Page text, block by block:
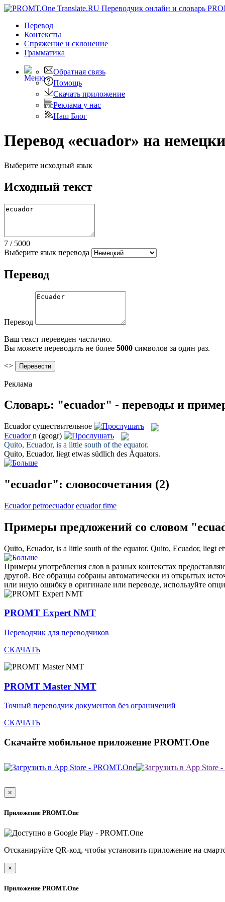
Перевод
Контексты
Спряжение и склонение
Грамматика
Обратная связь
Помощь
Скачать приложение
Реклама у нас
Наш Блог
Перевод «ecuador» на
Выберите исходный язык
Исходный текст
7 / 5000
Выберите язык перевода
Перевод
Перевод
Ваш текст переведен частично.
Вы можете переводить не более 5000 символов за один раз.
<>
Реклама
Словарь: "ecuador" - переводы и
Ecuador существительное
Ecuador n (geogr)
Quito, Ecuador, is a little south of the equator.
Quito, Ecuador, liegt etwas südlich des Äquators.
"ecuador": словосочетания (2)
Ecuador petroecuador ecuador time
Примеры предложений со словом
Quito, Ecuador, is a little south of the equator. Quito, Ecuador, liegt
Примеры употребления слов в разных контекстах
другой. Все образцы собраны автоматически из открытых
или иную ошибку в оригинале или переводе, используйте
PROMT Expert NMT
Переводчик для переводчиков
СКАЧАТЬ
PROMT Master NMT
Точный переводчик документов без ограничений
СКАЧАТЬ
Скачайте мобильное приложение PROMT.One
×
Приложение PROMT.One
Отсканируйте QR-код, чтобы установить приложение на
×
Приложение PROMT.One